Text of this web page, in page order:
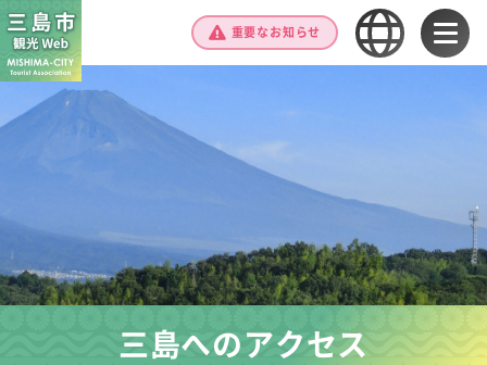
重要なお知らせ
三島へのアクセス